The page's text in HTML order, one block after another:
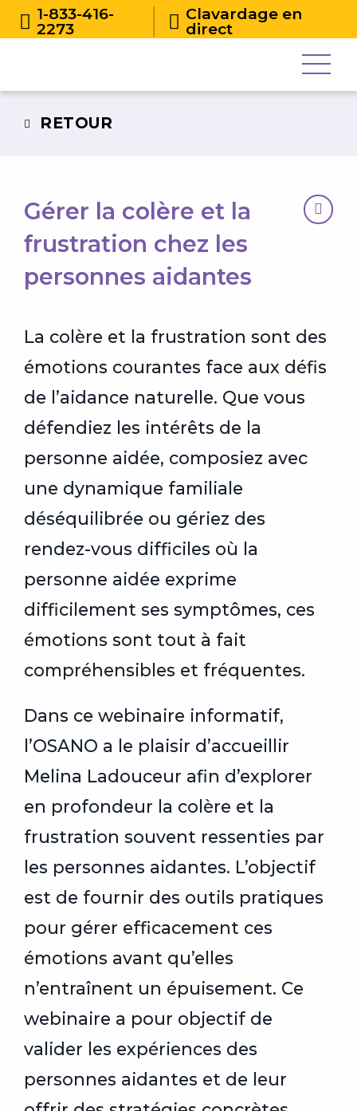
1-833-416-
2273
Clavardage en
direct
RETOUR
Gérer la colère et la
frustration chez les
personnes aidantes
La colère et la frustration sont des
émotions courantes face aux défis
de l’aidance naturelle. Que vous
défendiez les intérêts de la
personne aidée, composiez avec
une dynamique familiale
déséquilibrée ou gériez des
rendez-vous difficiles où la
personne aidée exprime
difficilement ses symptômes, ces
émotions sont tout à fait
compréhensibles et fréquentes.
Dans ce webinaire informatif,
l’OSANO a le plaisir d’accueillir
Melina Ladouceur afin d’explorer
en profondeur la colère et la
frustration souvent ressenties par
les personnes aidantes. L’objectif
est de fournir des outils pratiques
pour gérer efficacement ces
émotions avant qu’elles
n’entraînent un épuisement. Ce
webinaire a pour objectif de
valider les expériences des
personnes aidantes et de leur